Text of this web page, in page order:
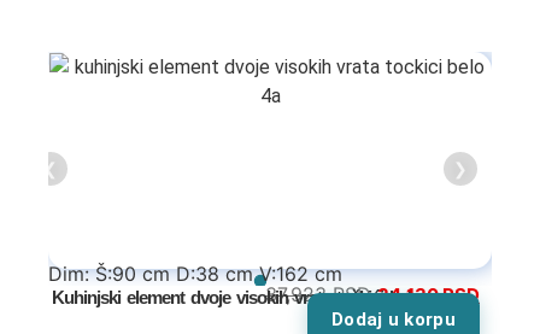
❮ ❯
Dim: Š:90 cm D:38 cm V:162 cm
Kuhinjski element dvoje visokih vrata točkići belo
37,923RSD 34,130RSD
Dodaj u korpu
Specijalne ponude
Dečiji auto kreveti
Oprema za dečije krevete